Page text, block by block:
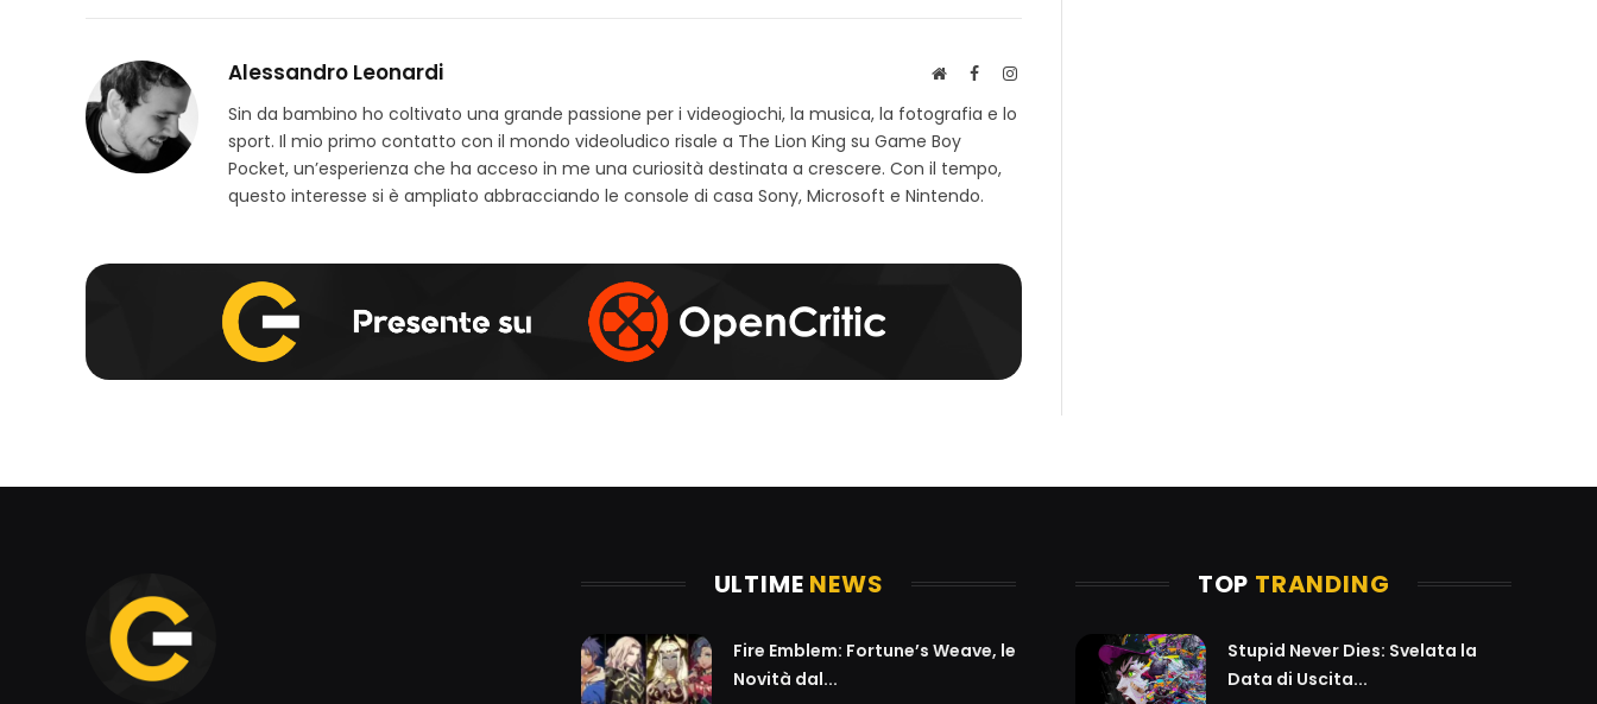
Alessandro Leonardi
S
t
o
w
e
F
c
b
o
I
Sin da bambino ho coltivato una grande passione per i videogiochi, la musica, la fotografia e lo
sport. Il mio primo contatto con il mondo videoludico risale a The Lion King su Game Boy
Pocket, un’esperienza che ha acceso in me una curiosità destinata a crescere. Con il tempo,
questo interesse si è ampliato abbracciando le console di casa Sony, Microsoft e Nintendo.
ULTIME NEWS
Fire Emblem: Fortune’s Weave, le
Novità dal...
TOP TRANDING
Stupid Never Dies: Svelata la
Data di Uscita...